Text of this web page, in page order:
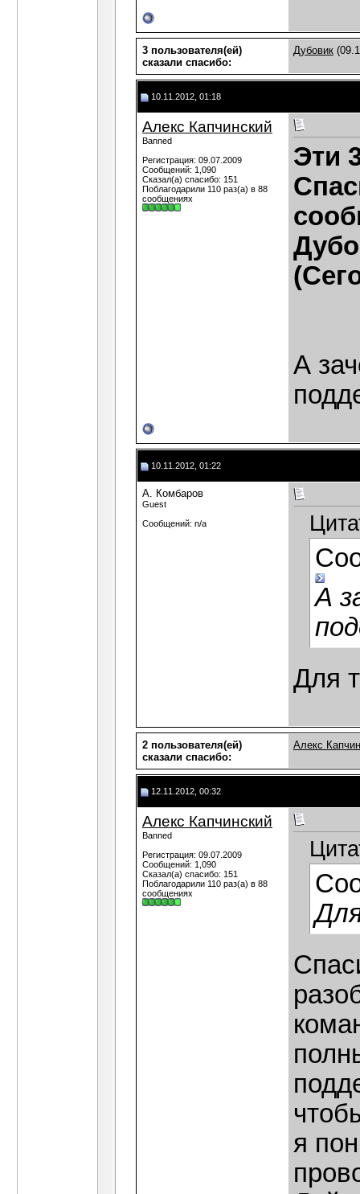
3 пользователя(ей)
сказали cпасибо:
Дубовик
10.11.2012, 01:18
Алекс Капчинский
Banned
Регистрация: 09.07.2009
Сообщений: 1,090
Сказал(а) спасибо: 151
Поблагодарили 110 раз(а) в 88
сообщениях
Эти
А
10.11.2012, 01:22
А. Комбаров
Guest
Сообщений: n/a
А
Для
2 пользователя(ей)
сказали cпасибо:
Алекс
12.11.2012, 00:32
Алекс Капчинский
Banned
Регистрация: 09.07.2009
Сообщений: 1,090
Сказал(а) спасибо: 151
Поблагодарили 110 раз(а) в 88
сообщениях
я